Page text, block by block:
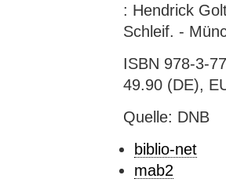
: Hendrick
Schleif. -
ISBN 978-3-
49.90 (DE),
Quelle: DNB
biblio-net
mab2